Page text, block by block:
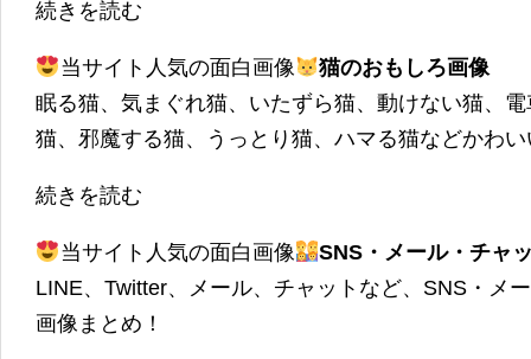
続きを読む
当サイト人気の面白画像
猫のおもしろ画像
眠る猫、気まぐれ猫、いたずら猫、動けない猫、
猫、邪魔する猫、うっとり猫、ハマる猫などかわ
続きを読む
当サイト人気の面白画像
SNS・メール・チャ
LINE、Twitter、メール、チャットなど、SNS・メ
画像まとめ！